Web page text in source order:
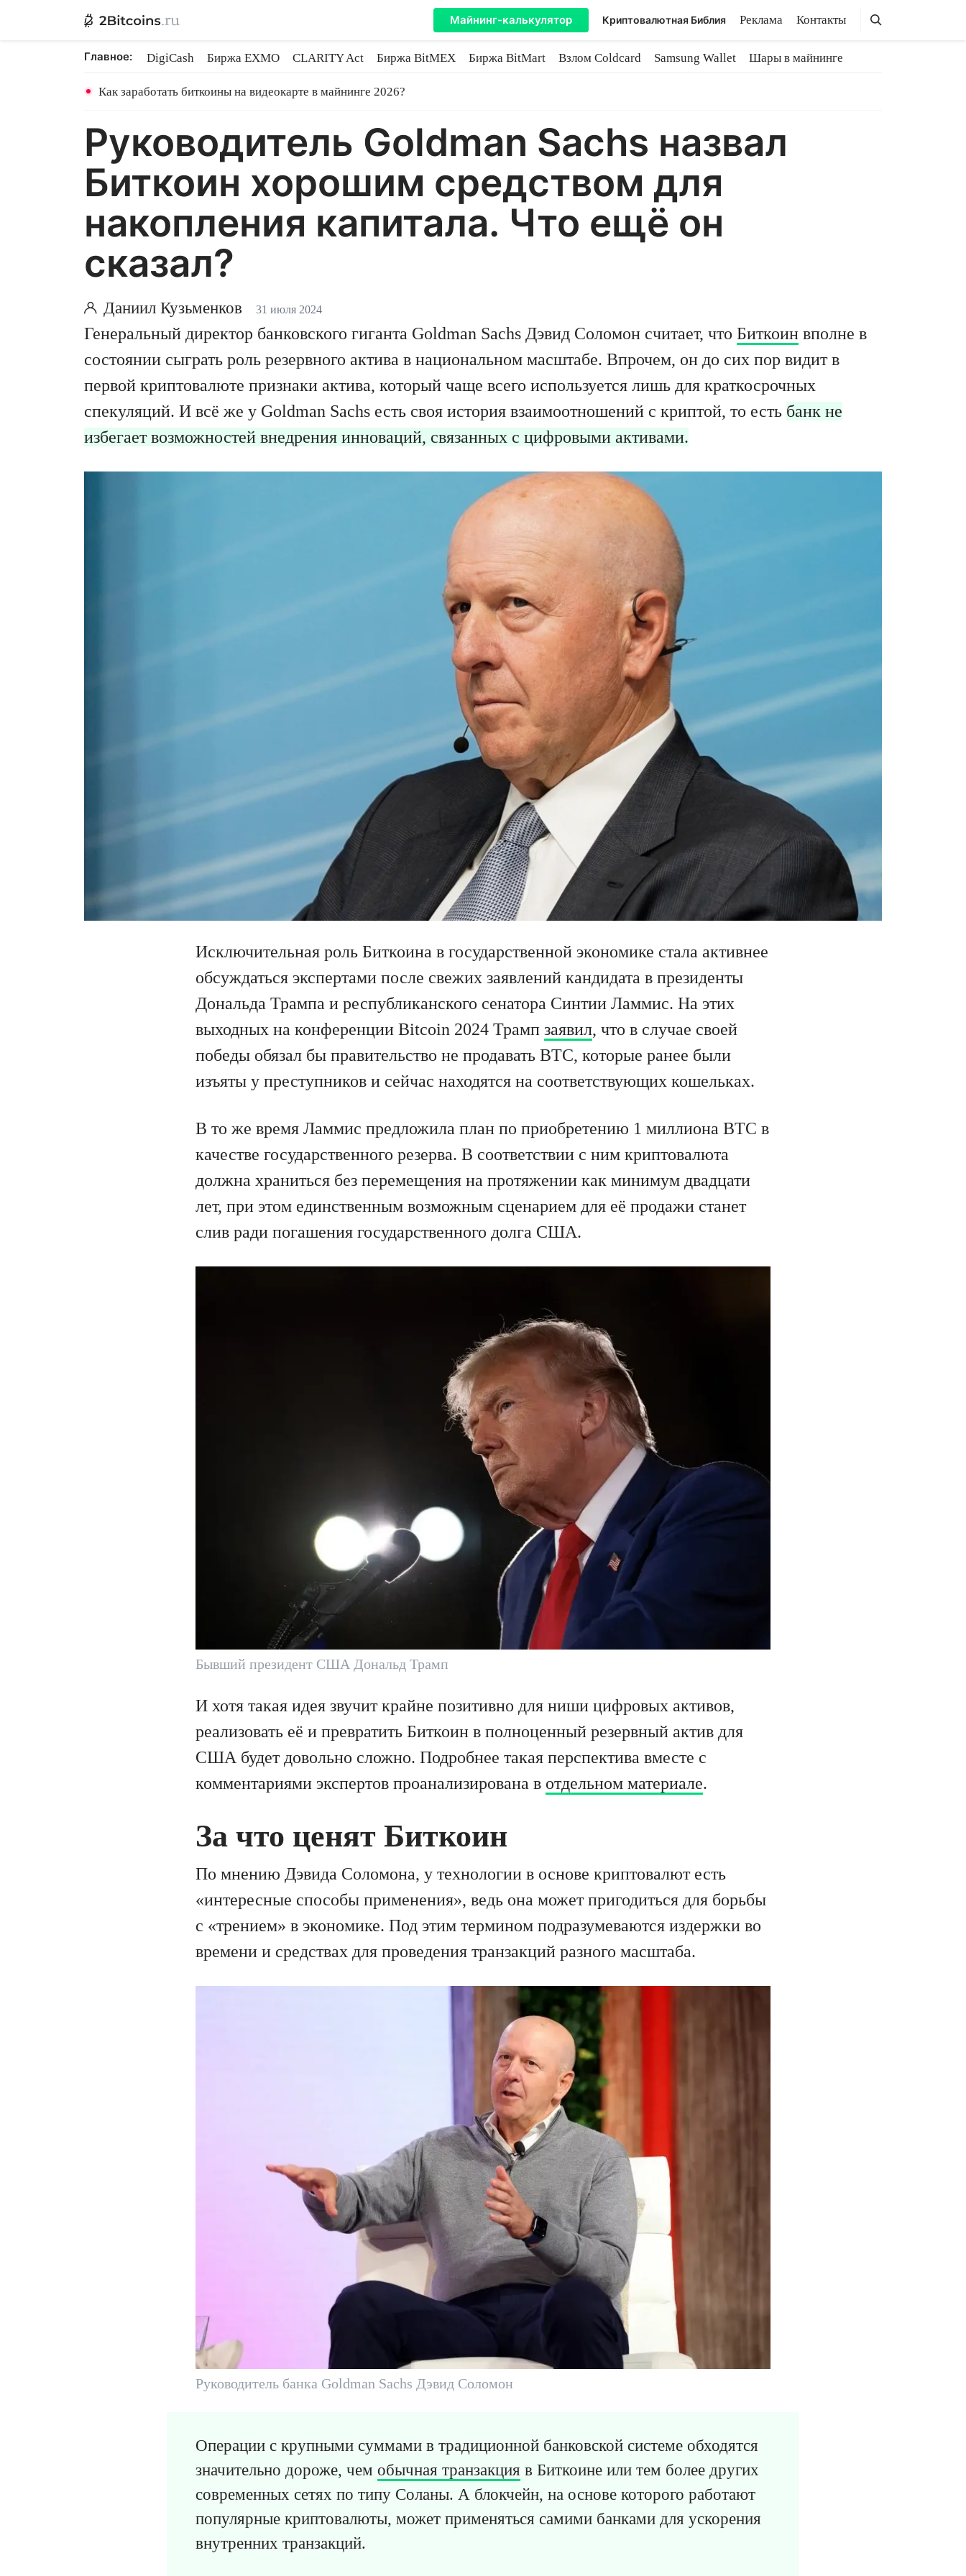
Майнинг-калькулятор Криптовалютная Библия Реклама Контакты Поиск
Поиск
Главное: DigiCash Биржа EXMO CLARITY Act Биржа BitMEX Биржа BitMart Взлом Coldcard Samsung Wallet
Шары в майнинге
Как заработать биткоины на видеокарте в майнинге 2026?
Руководитель Goldman Sachs назвал
Биткоин хорошим средством для
накопления капитала. Что ещё он
сказал?
Даниил Кузьменков 31 июля 2024
Генеральный директор банковского гиганта Goldman Sachs Дэвид Соломон считает, что Биткоин вполне в
состоянии сыграть роль резервного актива в национальном масштабе. Впрочем, он до сих пор видит в
первой криптовалюте признаки актива, который чаще всего используется лишь для краткосрочных
спекуляций. И всё же у Goldman Sachs есть своя история взаимоотношений с криптой, то есть банк не
избегает возможностей внедрения инноваций, связанных с цифровыми активами.
Исключительная роль Биткоина в государственной экономике стала активнее
обсуждаться экспертами после свежих заявлений кандидата в президенты
Дональда Трампа и республиканского сенатора Синтии Ламмис. На этих
выходных на конференции Bitcoin 2024 Трамп заявил, что в случае своей
победы обязал бы правительство не продавать BTC, которые ранее были
изъяты у преступников и сейчас находятся на соответствующих кошельках.
В то же время Ламмис предложила план по приобретению 1 миллиона BTC в
качестве государственного резерва. В соответствии с ним криптовалюта
должна храниться без перемещения на протяжении как минимум двадцати
лет, при этом единственным возможным сценарием для её продажи станет
слив ради погашения государственного долга США.
Бывший президент США Дональд Трамп
И хотя такая идея звучит крайне позитивно для ниши цифровых активов,
реализовать её и превратить Биткоин в полноценный резервный актив для
США будет довольно сложно. Подробнее такая перспектива вместе с
комментариями экспертов проанализирована в отдельном материале.
За что ценят Биткоин
По мнению Дэвида Соломона, у технологии в основе криптовалют есть
«интересные способы применения», ведь она может пригодиться для борьбы
с «трением» в экономике. Под этим термином подразумеваются издержки во
времени и средствах для проведения транзакций разного масштаба.
Руководитель банка Goldman Sachs Дэвид Соломон
Операции с крупными суммами в традиционной банковской системе обходятся
значительно дороже, чем обычная транзакция в Биткоине или тем более других
современных сетях по типу Соланы. А блокчейн, на основе которого работают
популярные криптовалюты, может применяться самими банками для ускорения
внутренних транзакций.